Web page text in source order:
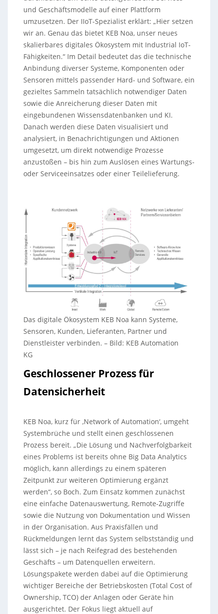
und Geschäftsmodelle auf einer Plattform
umzusetzen. Der IIoT-Spezialist erklärt: „Hier setzen
wir an. Genau das bietet KEB Noa, unser neues
skalierbares digitales Ökosystem mit Industrial IoT-
Fähigkeiten.“ Im Detail bedeutet das die technische
Anbindung diverser Systeme, Komponenten oder
Sensoren mittels passender Hard- und Software, ein
gezieltes Sammeln tatsächlich notwendiger Daten
sowie die Anreicherung dieser Daten mit
eingebundenen Wissensdatenbanken und KI.
Danach werden diese Daten visualisiert und
analysiert, in Benachrichtigungen und Aktionen
umgesetzt, um direkt notwendige Prozesse
anzustoßen – bis hin zum Auslösen eines Wartungs-
oder Serviceeinsatzes oder einer Teilelieferung.
Das digitale Ökosystem KEB Noa kann Systeme,
Sensoren, Kunden, Lieferanten, Partner und
Dienstleister verbinden. – Bild: KEB Automation
KG
Geschlossener Prozess für
Datensicherheit
KEB Noa, kurz für ‚Network of Automation‘, umgeht
Systembrüche und stellt einen geschlossenen
Prozess bereit. „Die Lösung und Nachverfolgbarkeit
eines Problems ist bereits ohne Big Data Analytics
möglich, kann allerdings zu einem späteren
Zeitpunkt zur weiteren Optimierung ergänzt
werden“, so Boch. Zum Einsatz kommen zunächst
eine einfache Datenauswertung, Remote-Zugriffe
sowie die Nutzung von Dokumentation und Wissen
in der Organisation. Aus Praxisfällen und
Rückmeldungen lernt das System selbstständig und
lässt sich – je nach Reifegrad des bestehenden
Geschäfts – um Datenquellen erweitern.
Lösungspakete werden dabei auf die Optimierung
wichtiger Bereiche der Betriebskosten (Total Cost of
Ownership, TCO) der Anlagen oder Geräte hin
ausgerichtet. Der Fokus liegt aktuell auf